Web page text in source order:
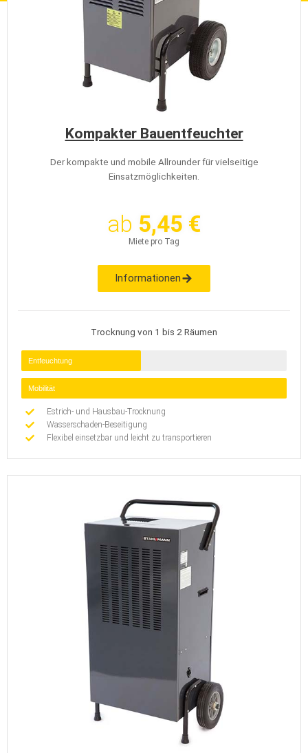
Kompakter Bauentfeuchter
Der kompakte und mobile Allrounder für vielseitige
Einsatzmöglichkeiten.
ab 5,45 €
Miete pro Tag
Informationen
Trocknung von 1 bis 2 Räumen
Entfeuchtung
Mobilität
Estrich- und Hausbau-Trocknung
Wasserschaden-Beseitigung
Flexibel einsetzbar und leicht zu transportieren